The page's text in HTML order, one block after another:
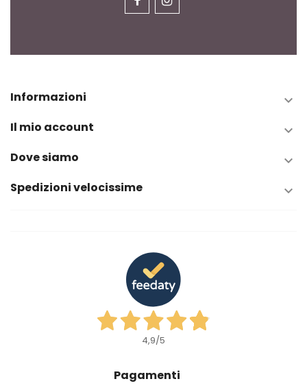
Informazioni 
Il mio account 
Dove siamo 
Spedizioni velocissime 
4,9/5
Pagamenti